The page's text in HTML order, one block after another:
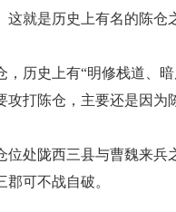
这就是历史上有名的陈仓
，历史上有“明修栈道、
攻打陈仓，主要还是因为
位处陇西三县与曹魏来兵
郡可不战自破。